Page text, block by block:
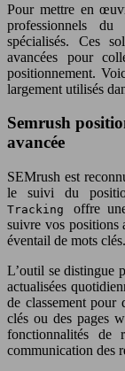
Pour mettre en
professionnels
spécialisés. Ces
avancées pour
positionnement.
largement utilisés
Semrush
avancée
SEMrush est
le suivi du
Trackingoffre
suivre vos positions
éventail de mots clés.
L’outil se distingue
actualisées
de classement pour
clés ou des pages
fonctionnalités de
communication des